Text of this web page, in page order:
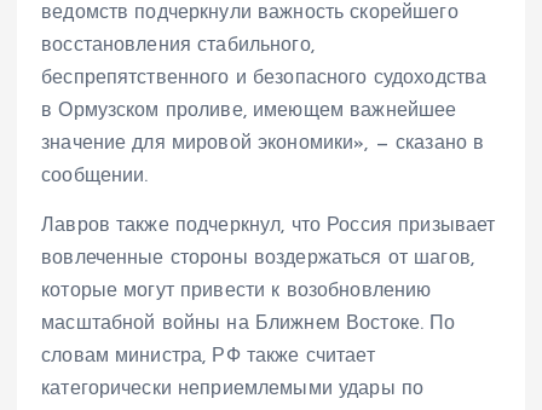
ведомств подчеркнули важность скорейшего
восстановления стабильного,
беспрепятственного и безопасного судоходства
в Ормузском проливе, имеющем важнейшее
значение для мировой экономики», — сказано в
сообщении.
Лавров также подчеркнул, что Россия призывает
вовлеченные стороны воздержаться от шагов,
которые могут привести к возобновлению
масштабной войны на Ближнем Востоке. По
словам министра, РФ также считает
категорически неприемлемыми удары по